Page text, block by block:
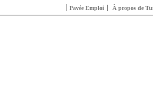
Pavée Emploi À propos de